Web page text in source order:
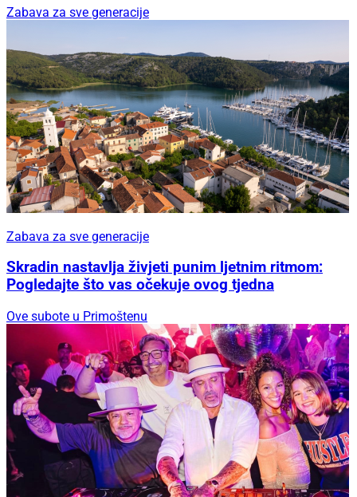
Zabava za sve generacije
Zabava za sve generacije
Skradin nastavlja živjeti punim ljetnim ritmom:
Pogledajte što vas očekuje ovog tjedna
Ove subote u Primoštenu